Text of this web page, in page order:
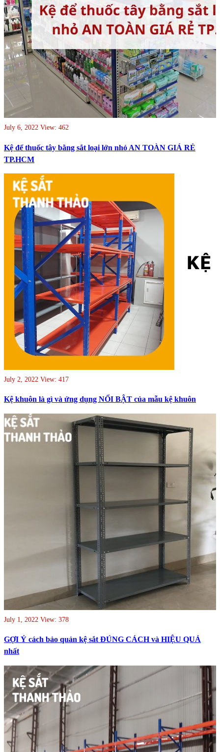
July 6, 2022 View: 462
Kệ để thuốc tây bằng sắt loại lớn nhỏ AN TOÀN GIÁ RẺ
TP.HCM
July 2, 2022 View: 417
Kệ khuôn là gì và ứng dụng NỔI BẬT của mẫu kệ khuôn
July 1, 2022 View: 378
GỢI Ý cách bảo quản kệ sắt ĐÚNG CÁCH và HIỆU QUẢ
nhất